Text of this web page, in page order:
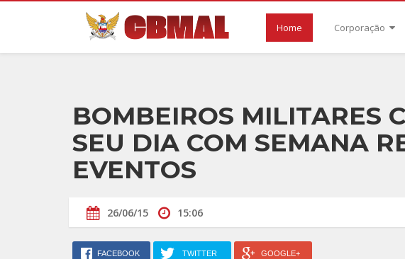
Home Corporação
BOMBEIROS MILITARES
SEU DIA COM SEMANA
EVENTOS
26/06/15 15:06
FACEBOOK TWITTER GOOGLE+